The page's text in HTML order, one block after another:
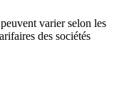
varier selon les
des sociétés